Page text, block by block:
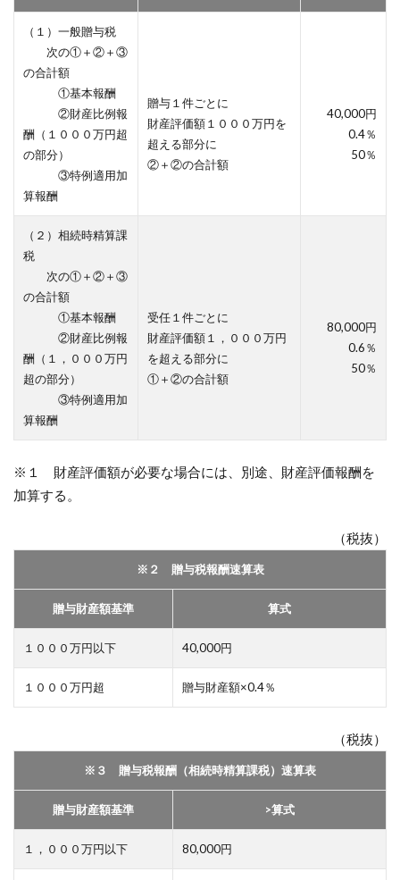
（１）一般贈与税
次の①＋②＋③
の合計額
①基本報酬
②財産比例報
酬（１０００万円超
の部分）
③特例適用加
算報酬
贈与１件ごとに
財産評価額１０００万円を
超える部分に
②＋②の合計額
40,000円
0.4％
50％
（２）相続時精算課
税
次の①＋②＋③
の合計額
①基本報酬
②財産比例報
酬（１，０００万円
超の部分）
③特例適用加
算報酬
受任１件ごとに
財産評価額１，０００万円
を超える部分に
①＋②の合計額
80,000円
0.6％
50％
※１ 財産評価額が必要な場合には、別途、財産評価報酬を
加算する。
（税抜）
※２ 贈与税報酬速算表
贈与財産額基準 算式
１０００万円以下 40,000円
１０００万円超 贈与財産額×0.4％
（税抜）
※３ 贈与税報酬（相続時精算課税）速算表
贈与財産額基準 >算式
１，０００万円以下 80,000円